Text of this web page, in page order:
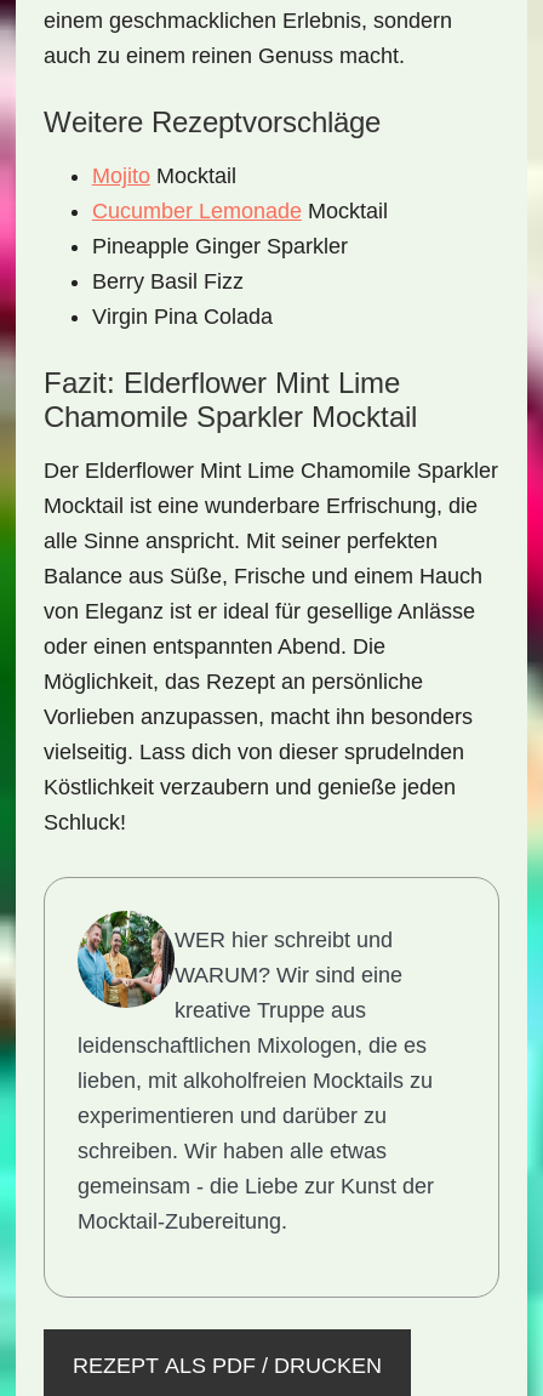
einem geschmacklichen Erlebnis, sondern
auch zu einem reinen Genuss macht.
Weitere Rezeptvorschläge
MojitoMocktail
Cucumber LemonadeMocktail
Pineapple Ginger Sparkler
Berry Basil Fizz
Virgin Pina Colada
Fazit: Elderflower Mint Lime
Chamomile Sparkler Mocktail
Der Elderflower Mint Lime Chamomile Sparkler
Mocktail ist eine wunderbare Erfrischung, die
alle Sinne anspricht. Mit seiner perfekten
Balance aus Süße, Frische und einem Hauch
von Eleganz ist er ideal für gesellige Anlässe
oder einen entspannten Abend. Die
Möglichkeit, das Rezept an persönliche
Vorlieben anzupassen, macht ihn besonders
vielseitig. Lass dich von dieser sprudelnden
Köstlichkeit verzaubern und genieße jeden
Schluck!
WER hier schreibt und
WARUM?Wir sind eine
kreative Truppe aus
leidenschaftlichen Mixologen, die es
lieben, mit alkoholfreien Mocktails zu
experimentieren und darüber zu
schreiben. Wir haben alle etwas
gemeinsam - die Liebe zur Kunst der
Mocktail-Zubereitung.
REZEPT ALS PDF / DRUCKEN